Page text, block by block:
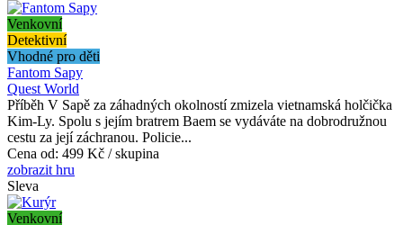
Venkovní
Detektivní
Vhodné pro děti
Fantom Sapy
Quest World
Příběh V Sapě za záhadných okolností zmizela vietnamská holčička
Kim-Ly. Spolu s jejím bratrem Baem se vydáváte na dobrodružnou
cestu za její záchranou. Policie...
Cena od: 499 Kč / skupina
zobrazit hru
Sleva
Venkovní